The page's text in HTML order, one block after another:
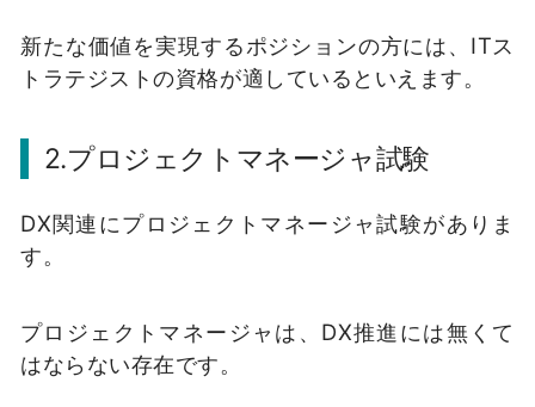
新たな価値を実現するポジションの方には、ITス
トラテジストの資格が適しているといえます。
2.プロジェクトマネージャ試験
DX関連にプロジェクトマネージャ試験がありま
す。
プロジェクトマネージャは、DX推進には無くて
はならない存在です。